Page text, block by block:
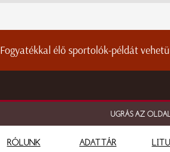
Fogyatékkal élő sportolók-példát
UGRÁS AZ
RÓLUNK ADATTÁR